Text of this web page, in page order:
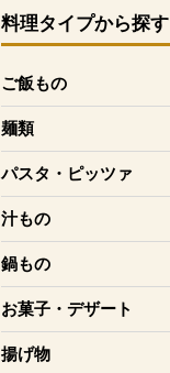
料理タイプから探す
ご飯もの
を開く
麺類
を開く
パスタ・ピッツァ
を開く
汁もの
を開く
鍋もの
を開く
お菓子・デザート
を開く
揚げ物
を開く